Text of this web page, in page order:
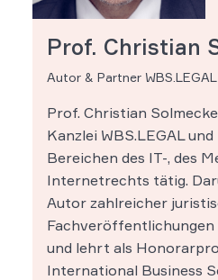
Prof. Christian
Autor & Partner WBS.LEGAL
Prof. Christian
Kanzlei WBS.LEGAL
Bereichen des IT-, des
Internetrechts tätig.
Autor zahlreicher
Fachveröffentlichungen
und lehrt als
International Business